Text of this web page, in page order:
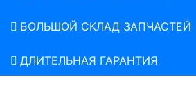
БОЛЬШОЙ СКЛАД ЗАПЧАСТЕЙ
ДЛИТЕЛЬНАЯ ГАРАНТИЯ